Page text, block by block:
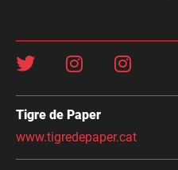
Tigre de Paper
www.tigredepaper.cat